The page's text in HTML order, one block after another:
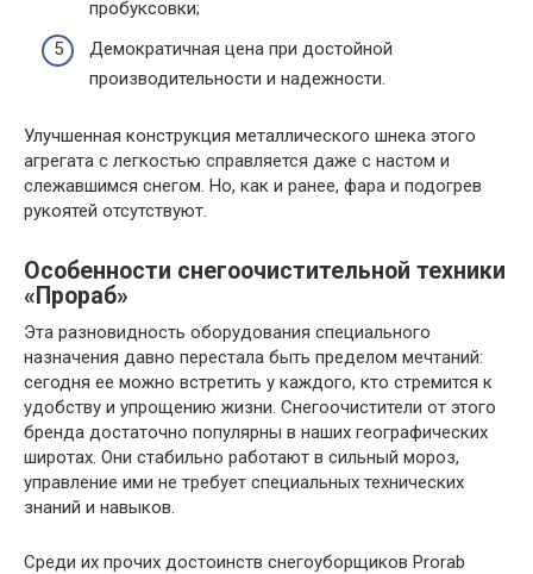
пробуксовки;
Демократичная цена при достойной
производительности и надежности.
Улучшенная конструкция металлического шнека этого
агрегата с легкостью справляется даже с настом и
слежавшимся снегом. Но, как и ранее, фара и подогрев
рукоятей отсутствуют.
Особенности снегоочистительной техники
«Прораб»
Эта разновидность оборудования специального
назначения давно перестала быть пределом мечтаний:
сегодня ее можно встретить у каждого, кто стремится к
удобству и упрощению жизни. Снегоочистители от этого
бренда достаточно популярны в наших географических
широтах. Они стабильно работают в сильный мороз,
управление ими не требует специальных технических
знаний и навыков.
Среди их прочих достоинств снегоуборщиков Prorab